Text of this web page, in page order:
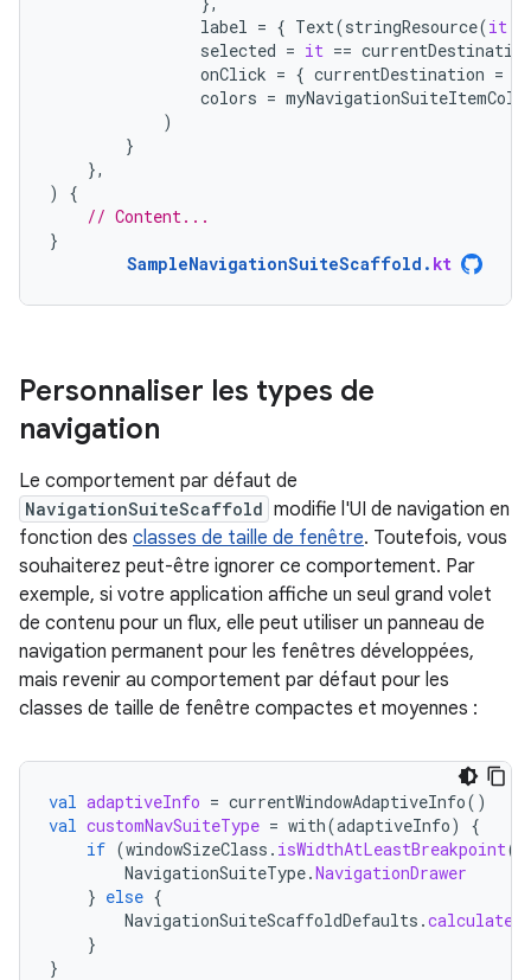
label = { Text(stringResource(it
selected = it == currentDestination
onClick = { currentDestination =
colors =
)
}
},
)
{
// Content...
}
SampleNavigationSuiteScaffold . kt
Personnaliser les types de
navigation
Le comportement par défaut de
NavigationSuiteScaffold modifie l'UI de navigation en
fonction des classes de taille de fenêtre. Toutefois, vous
souhaiterez peut-être ignorer ce comportement. Par
exemple, si votre application affiche un seul grand volet
de contenu pour un flux, elle peut utiliser un panneau de
navigation permanent pour les fenêtres développées,
mais revenir au comportement par défaut pour les
classes de taille de fenêtre compactes et moyennes :
val adaptiveInfo = currentWindowAdaptiveInfo()
val customNavSuiteType = with(adaptiveInfo)
{
if (windowSizeClass . isWidthAtLeastBreakpoint(
NavigationSuiteType.NavigationDrawer
} else {
NavigationSuiteScaffoldDefaults .
}
}